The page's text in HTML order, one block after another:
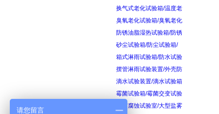
换气式老化试验箱/温度老
臭氧老化试验箱/臭氧老化
防锈油脂湿热试验箱/防锈
砂尘试验箱/防尘试验箱/
箱式淋雨试验箱/防水试验
摆管淋雨试验装置/外壳防
滴水试验装置/滴水试验箱
霉菌试验箱/霉菌交变试验
盐雾腐蚀试验室/大型盐雾
请您留言